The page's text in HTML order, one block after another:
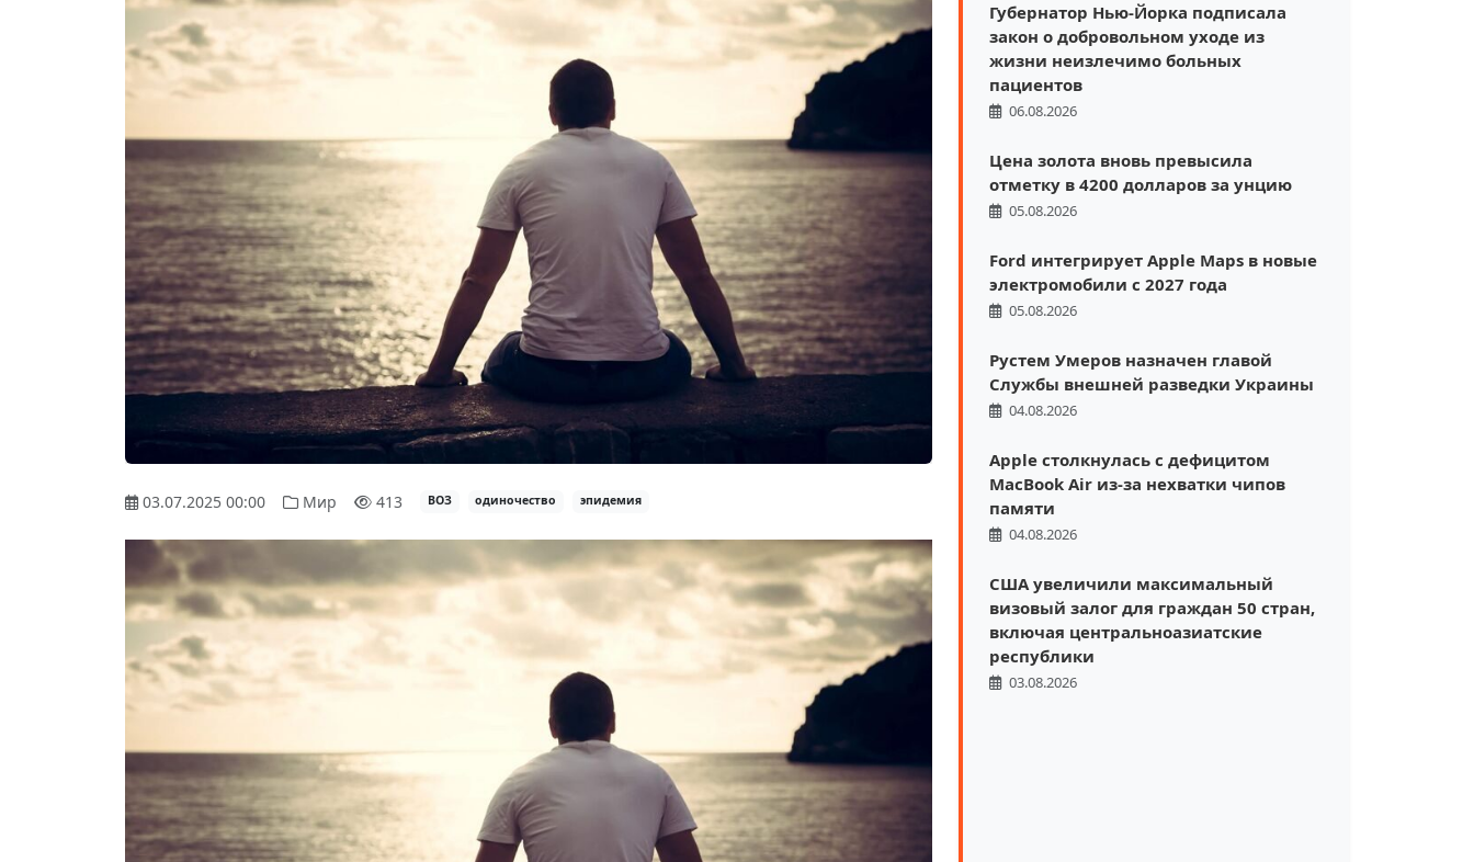
03.07.2025 00:00 Мир 413 ВОЗ одиночество эпидемия
Губернатор Нью-Йорка подписала
закон о добровольном уходе из
жизни неизлечимо больных
пациентов
06.08.2026
Цена золота вновь превысила
отметку в 4200 долларов за унцию
05.08.2026
Ford интегрирует Apple Maps в новые
электромобили с 2027 года
05.08.2026
Рустем Умеров назначен главой
Службы внешней разведки Украины
04.08.2026
Apple столкнулась с дефицитом
MacBook Air из-за нехватки чипов
памяти
04.08.2026
США увеличили максимальный
визовый залог для граждан 50 стран,
включая центральноазиатские
республики
03.08.2026